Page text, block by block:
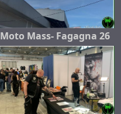
Moto Mass- Fagagna 26